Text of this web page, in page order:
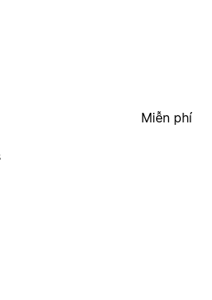
Miễn phí